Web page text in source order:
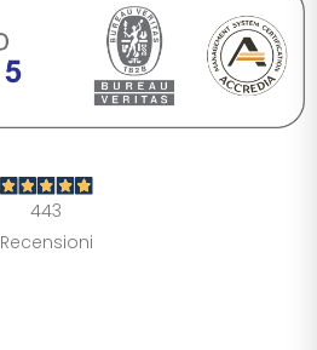
443
Recensioni
Chiaro